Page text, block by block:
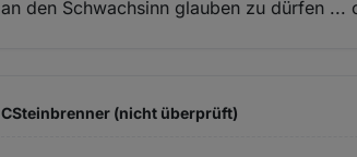
an den Schwachsinn glauben zu dürfen ...
CSteinbrenner (nicht überprüft)